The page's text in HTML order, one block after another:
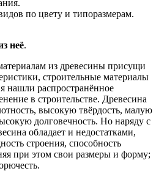
по цвету и типоразмерам.
неё.
из древесины присущи
строительные материалы
нашли распространённое
в строительстве. Древесина
высокую твёрдость, малую
долговечность. Но наряду с
обладает и недостатками,
строения, способность
при этом свои размеры и форму;